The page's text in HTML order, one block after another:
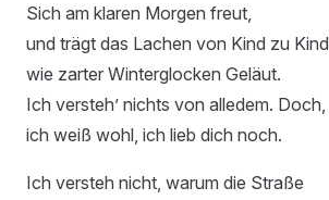
Sich am klaren Morgen freut,
und trägt das Lachen von Kind zu Kind,
wie zarter Winterglocken Geläut.
Ich versteh’ nichts von alledem. Doch,
ich weiß wohl, ich lieb dich noch.
Ich versteh nicht, warum die Straße